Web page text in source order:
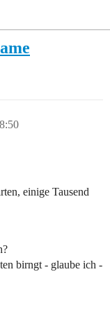
einige Tausend
birngt - glaube ich -